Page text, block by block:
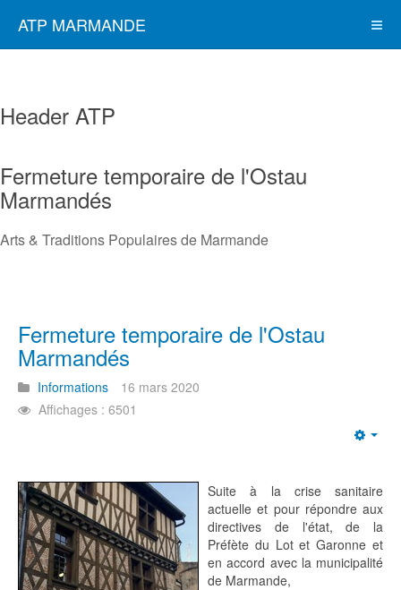
ATP MARMANDE
Header ATP
Fermeture temporaire de l'Ostau
Marmandés
Arts & Traditions Populaires de Marmande
Fermeture temporaire de l'Ostau
Marmandés
Informations
16 mars 2020
Affichages : 6501
Suite à la crise sanitaire
actuelle et pour répondre aux
directives de l'état, de la
Préfète du Lot et Garonne et
en accord avec la municipalité
de Marmande,